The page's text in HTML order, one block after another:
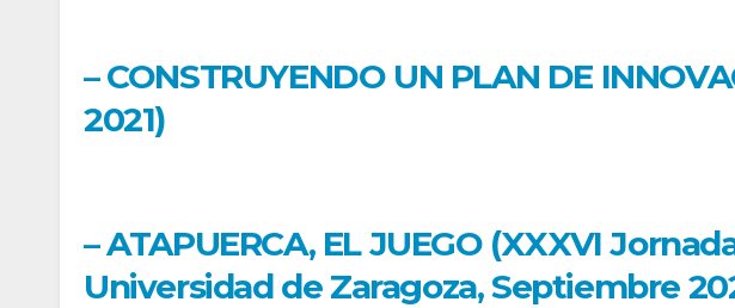
– CONSTRUYENDO UN PLAN DE
2021)
– ATAPUERCA, EL JUEGO (XXXVI
Universidad de Zaragoza, Septiembre